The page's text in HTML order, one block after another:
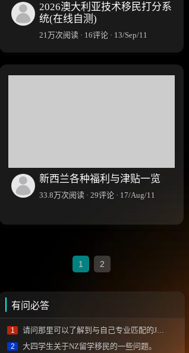
2026澳大利亚技术移民打分系
统(在线自测)
21万次阅读 · 16评论 · 13/Sep/11
新西兰各种福利与津贴一览
33.8万次阅读 · 29评论 · 17/Aug/11
1 2
有问必答
1 请问那里可以了解到与自己专业匹配的Job description？
2 大四学生关于NZ留学移民的一些问题。